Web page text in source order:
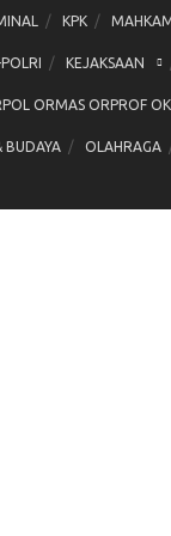
KPK
KEJAKSAAN
ORMAS ORPROF
BUDAYA OLAHRAGA